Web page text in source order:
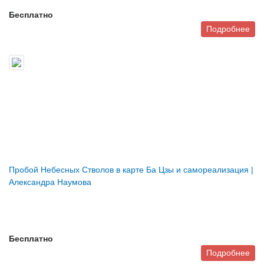
Бесплатно
Подробнее
Пробой Небесных Стволов в карте Ба Цзы и самореализация |
Александра Наумова
Бесплатно
Подробнее